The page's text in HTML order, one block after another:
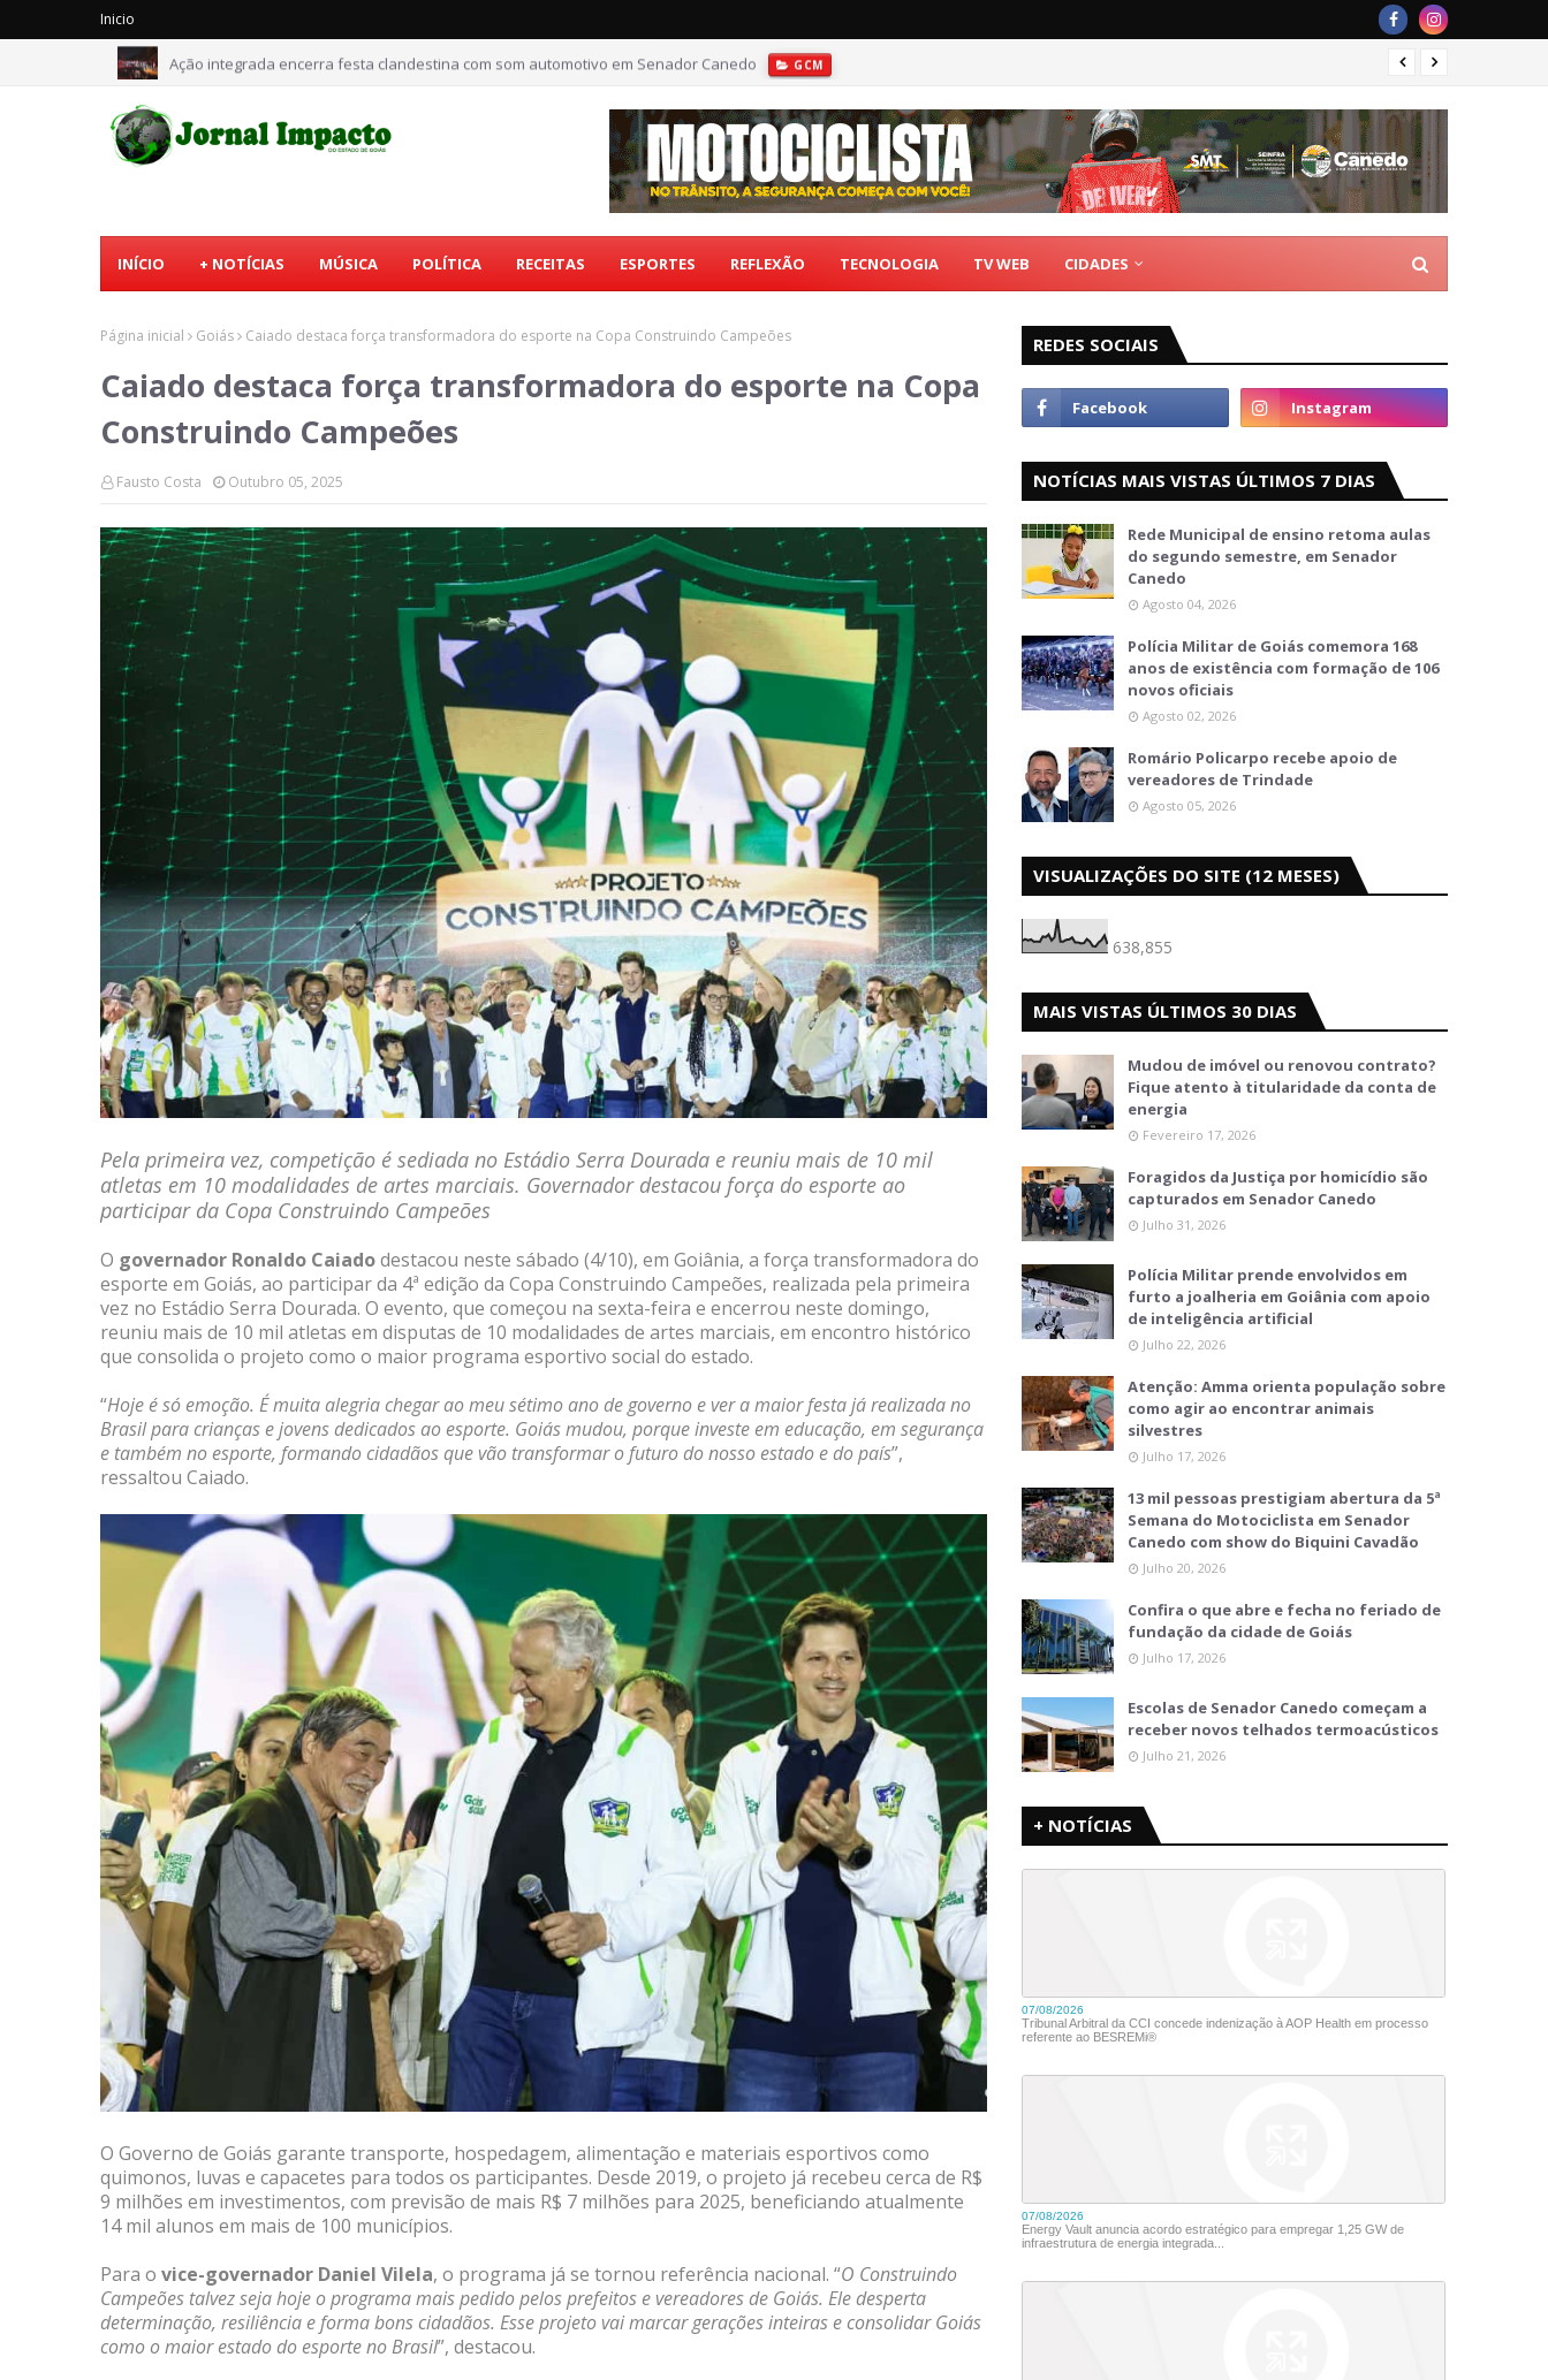
Inicio
Ação integrada encerra festa clandestina com som automotivo em Senador Canedo GCM
INÍCIO + NOTÍCIAS MÚSICA POLÍTICA RECEITAS ESPORTES REFLEXÃO TECNOLOGIA TV WEB CIDADES
Página inicial Goiás Caiado destaca força transformadora do esporte na Copa Construindo Campeões
Caiado destaca força transformadora do esporte na Copa
Construindo Campeões
Fausto Costa Outubro 05, 2025
Pela primeira vez, competição é sediada no Estádio Serra Dourada e reuniu mais de 10 mil
atletas em 10 modalidades de artes marciais. Governador destacou força do esporte ao
participar da Copa Construindo Campeões
O governador Ronaldo Caiadodestacou neste sábado (4/10), em Goiânia, a força transformadora do
esporte em Goiás, ao participar da 4ª edição da Copa Construindo Campeões, realizada pela primeira
vez no Estádio Serra Dourada. O evento, que começou na sexta-feira e encerrou neste domingo,
reuniu mais de 10 mil atletas em disputas de 10 modalidades de artes marciais, em encontro histórico
que consolida o projeto como o maior programa esportivo social do estado.
“Hoje é só emoção. É muita alegria chegar ao meu sétimo ano de governo e ver a maior festa já realizada no
Brasil para crianças e jovens dedicados ao esporte. Goiás mudou, porque investe em educação, em segurança
e também no esporte, formando cidadãos que vão transformar o futuro do nosso estado e do país”,
ressaltou Caiado.
O Governo de Goiás garante transporte, hospedagem, alimentação e materiais esportivos como
quimonos, luvas e capacetes para todos os participantes. Desde 2019, o projeto já recebeu cerca de R$
9 milhões em investimentos, com previsão de mais R$ 7 milhões para 2025, beneficiando atualmente
14 mil alunos em mais de 100 municípios.
Para o vice-governador Daniel Vilela, o programa já se tornou referência nacional. “O Construindo
Campeões talvez seja hoje o programa mais pedido pelos prefeitos e vereadores de Goiás. Ele desperta
determinação, resiliência e forma bons cidadãos. Esse projeto vai marcar gerações inteiras e consolidar Goiás
como o maior estado do esporte no Brasil”, destacou.
REDES SOCIAIS
NOTÍCIAS MAIS VISTAS ÚLTIMOS 7 DIAS
Rede Municipal de ensino retoma aulas
do segundo semestre, em Senador
Canedo
Agosto 04, 2026
Polícia Militar de Goiás comemora 168
anos de existência com formação de 106
novos oficiais
Agosto 02, 2026
Romário Policarpo recebe apoio de
vereadores de Trindade
Agosto 05, 2026
VISUALIZAÇÕES DO SITE (12 MESES)
638,855
MAIS VISTAS ÚLTIMOS 30 DIAS
Mudou de imóvel ou renovou contrato?
Fique atento à titularidade da conta de
energia
Fevereiro 17, 2026
Foragidos da Justiça por homicídio são
capturados em Senador Canedo
Julho 31, 2026
Polícia Militar prende envolvidos em
furto a joalheria em Goiânia com apoio
de inteligência artificial
Julho 22, 2026
Atenção: Amma orienta população sobre
como agir ao encontrar animais
silvestres
Julho 17, 2026
13 mil pessoas prestigiam abertura da 5ª
Semana do Motociclista em Senador
Canedo com show do Biquini Cavadão
Julho 20, 2026
Confira o que abre e fecha no feriado de
fundação da cidade de Goiás
Julho 17, 2026
Escolas de Senador Canedo começam a
receber novos telhados termoacústicos
Julho 21, 2026
+ NOTÍCIAS